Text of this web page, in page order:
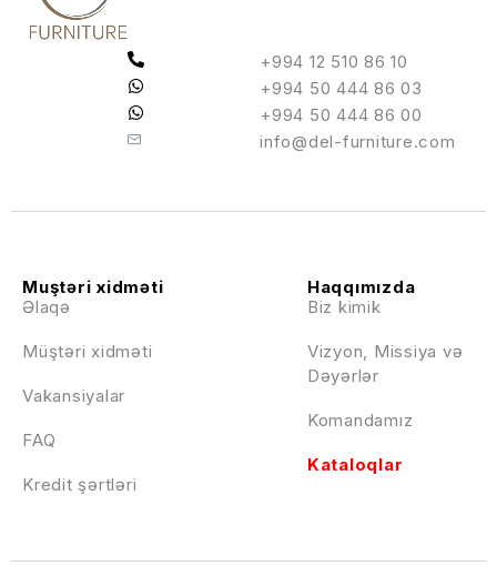
+994 12 510 86 10
+994 50 444 86 03
+994 50 444 86 00
info@del-furniture.com
Haqqımızda
Biz kimik
Vizyon, Missiya və
Dəyərlər
Komandamız
Kataloqlar
Muştəri xidməti
Əlaqə
Müştəri xidməti
Vakansiyalar
FAQ
Kredit şərtləri